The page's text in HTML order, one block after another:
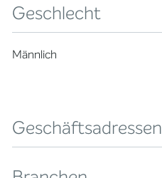
Geschlecht
Männlich
Geschäftsadressen